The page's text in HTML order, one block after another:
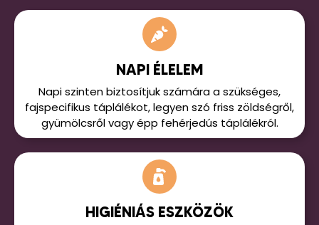
NAPI ÉLELEM
Napi szinten biztosítjuk számára a szükséges,
fajspecifikus táplálékot, legyen szó friss zöldségről,
gyümölcsről vagy épp fehérjedús táplálékról.
HIGIÉNIÁS ESZKÖZÖK